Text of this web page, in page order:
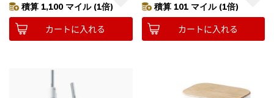
積算 1,100 マイル (1倍)
カートに入れる
積算 101 マイル (1倍)
カートに入れる